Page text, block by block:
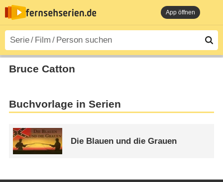
App öffnen
Bruce Catton
Buchvorlage in Serien
Die Blauen und die Grauen